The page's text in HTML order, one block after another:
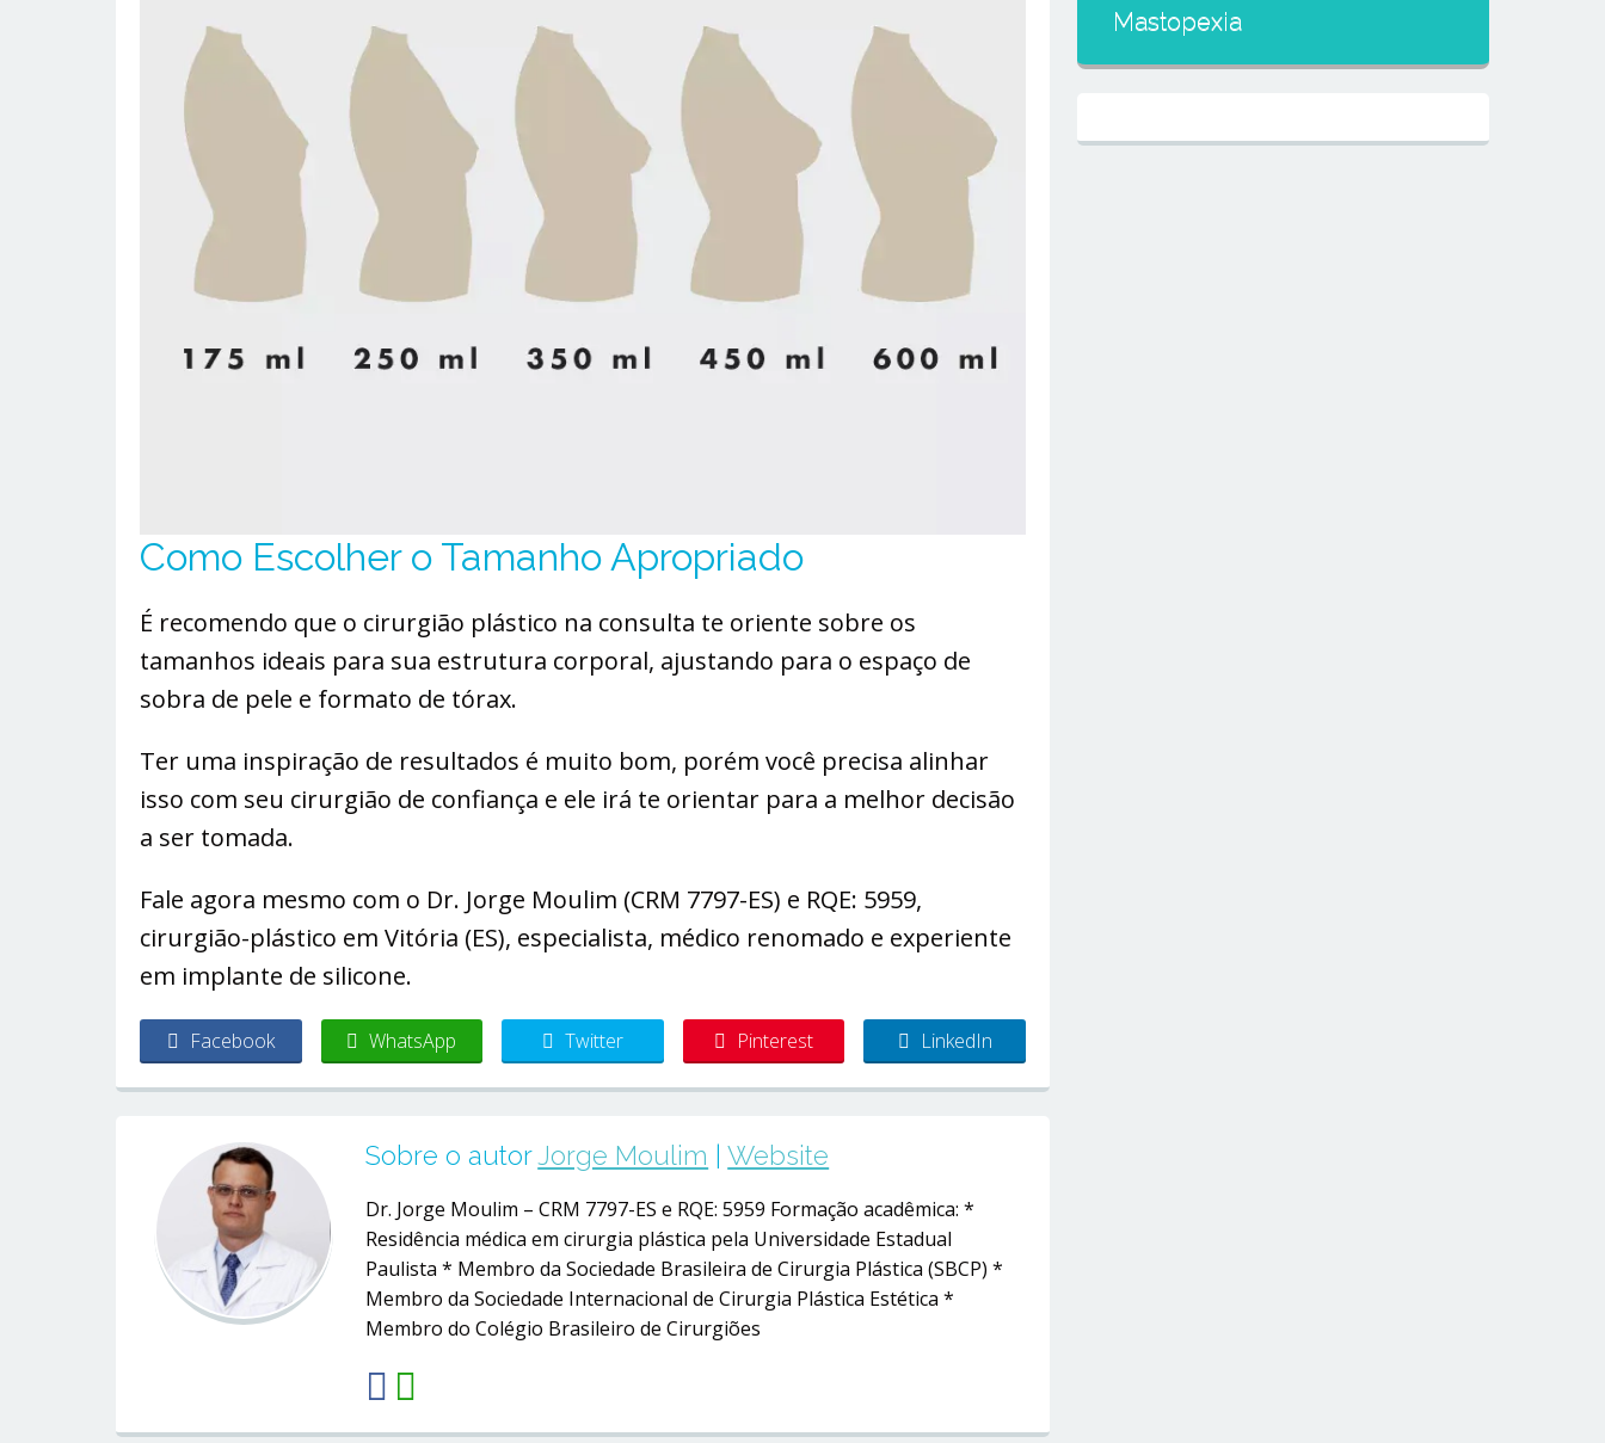
Como Escolher o Tamanho Apropriado
É recomendo que o cirurgião plástico na consulta te oriente sobre os
tamanhos ideais para sua estrutura corporal, ajustando para o espaço de
sobra de pele e formato de tórax.
Ter uma inspiração de resultados é muito bom, porém você precisa alinhar
isso com seu cirurgião de confiança e ele irá te orientar para a melhor decisão
a ser tomada.
Fale agora mesmo com o Dr. Jorge Moulim (CRM 7797-ES) e RQE: 5959,
cirurgião-plástico em Vitória (ES), especialista, médico renomado e experiente
em implante de silicone.
Facebook WhatsApp Twitter Pinterest LinkedIn
Sobre o autorJorge Moulim |Website
Dr. Jorge Moulim – CRM 7797-ES e RQE: 5959 Formação acadêmica: *
Residência médica em cirurgia plástica pela Universidade Estadual
Paulista * Membro da Sociedade Brasileira de Cirurgia Plástica (SBCP) *
Membro da Sociedade Internacional de Cirurgia Plástica Estética *
Membro do Colégio Brasileiro de Cirurgiões
Mastopexia